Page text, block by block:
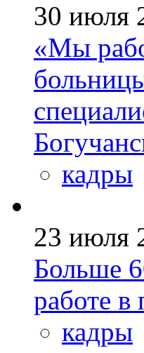
30 июля
«Мы
кадры
23 июля
Больше
работе в
кадры